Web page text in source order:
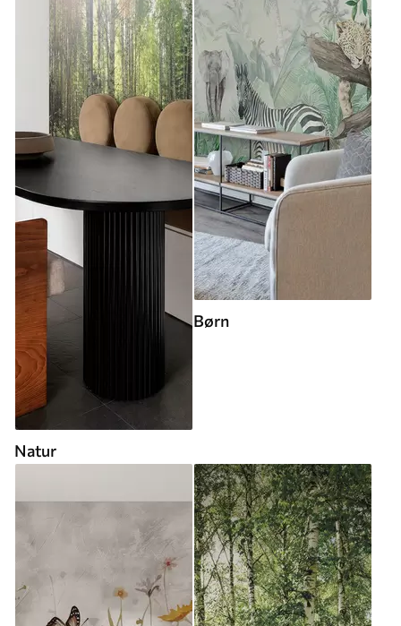
Natur
Børn